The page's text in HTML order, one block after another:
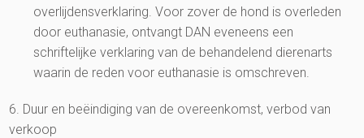
overlijdensverklaring. Voor zover de hond is overleden
door euthanasie, ontvangt DAN eveneens een
schriftelijke verklaring van de behandelend dierenarts
waarin de reden voor euthanasie is omschreven.
6. Duur en beëindiging van de overeenkomst, verbod van
verkoop